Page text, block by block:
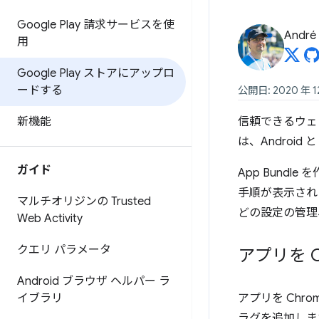
Google Play 請求サービスを使
用
Google Play ストアにアップロ
ードする
新機能
ガイド
マルチオリジンの Trusted
Web Activity
クエリ パラメータ
Android ブラウザ ヘルパー ラ
イブラリ
André
公開日: 2020 年
信頼できるウ
は、Android
App Bundle を
手順が表示さ
どの設定の管
アプリを
アプリを